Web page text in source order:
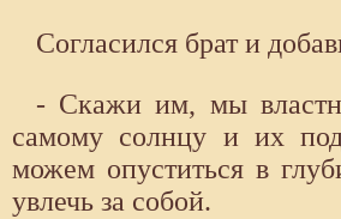
Согласился брат и
- Скажи им, мы
самому солнцу и их
можем опуститься в
увлечь за собой.